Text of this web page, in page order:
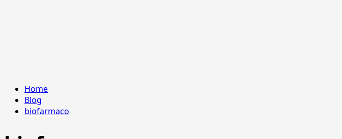
Home
Blog
biofarmaco